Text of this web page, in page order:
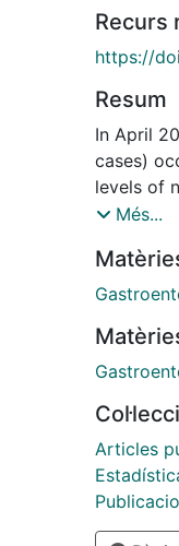
Recurs
https://
Resum
In April
cases)
levels of
coolers
and 327-
Més...
Articles